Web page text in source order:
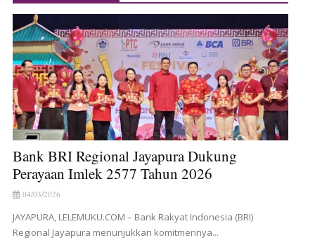
Bank BRI Regional Jayapura Dukung
Perayaan Imlek 2577 Tahun 2026
04/03/2026
JAYAPURA, LELEMUKU.COM – Bank Rakyat Indonesia (BRI)
Regional Jayapura menunjukkan komitmennya...